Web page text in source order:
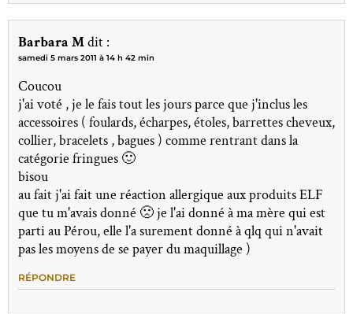
Barbara Mdit :
samedi 5 mars 2011 à 14 h 42 min
Coucou
j'ai voté , je le fais tout les jours parce que j'inclus les
accessoires ( foulards, écharpes, étoles, barrettes cheveux,
collier, bracelets , bagues ) comme rentrant dans la
catégorie fringues 🙂
bisou
au fait j'ai fait une réaction allergique aux produits ELF
que tu m'avais donné 🙁 je l'ai donné à ma mère qui est
parti au Pérou, elle l'a surement donné à qlq qui n'avait
pas les moyens de se payer du maquillage )
RÉPONDRE